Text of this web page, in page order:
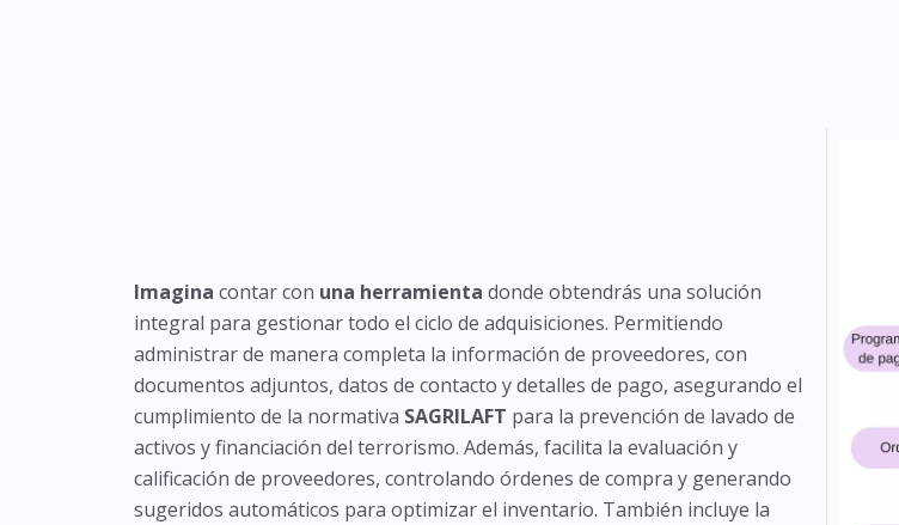
Imagina contar con una herramienta donde obtendrás una solución
integral para gestionar todo el ciclo de adquisiciones. Permitiendo
administrar de manera completa la información de proveedores, con
documentos adjuntos, datos de contacto y detalles de pago, asegurando el
cumplimiento de la normativa SAGRILAFT para la prevención de lavado de
activos y financiación del terrorismo. Además, facilita la evaluación y
calificación de proveedores, controlando órdenes de compra y generando
sugeridos automáticos para optimizar el inventario. También incluye la